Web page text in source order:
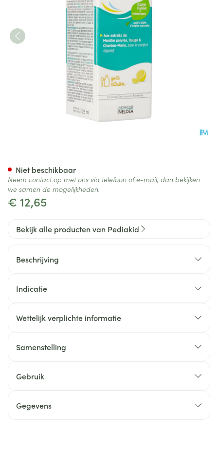
€ 12,65
Niet beschikbaar
Neem contact op met ons via telefoon of e-mail, dan bekijken
we samen de mogelijkheden.
Bekijk alle producten van Pediakid
Beschrijving
Indicatie
Wettelijk verplichte informatie
Samenstelling
Gebruik
Gegevens